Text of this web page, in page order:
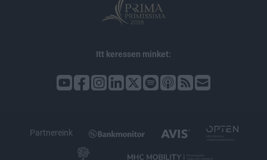
Itt keressen minket:
Partnereink